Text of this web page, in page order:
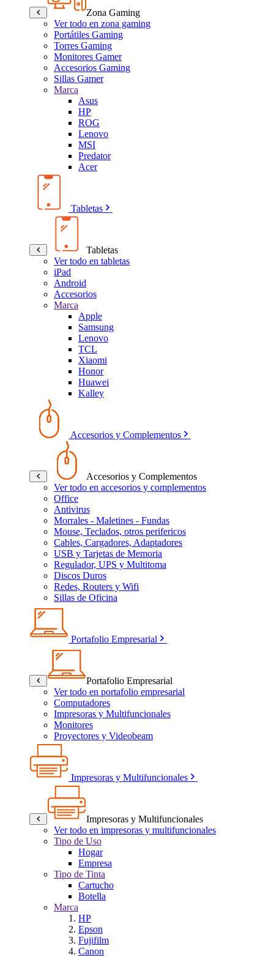
Zona Gaming
Ver todo en zona gaming
Portátiles Gaming
Torres Gaming
Monitores Gamer
Accesorios Gaming
Sillas Gamer
Marca
Asus
HP
ROG
Lenovo
MSI
Predator
Acer
Tabletas
Tabletas
Ver todo en tabletas
iPad
Android
Accesorios
Marca
Apple
Samsung
Lenovo
TCL
Xiaomi
Honor
Huawei
Kalley
Accesorios y Complementos
Accesorios y Complementos
Ver todo en accesorios y complementos
Office
Antivirus
Morrales - Maletines - Fundas
Mouse, Teclados, otros perifericos
Cables, Cargadores, Adaptadores
USB y Tarjetas de Memoria
Regulador, UPS y Multitoma
Discos Duros
Redes, Routers y Wifi
Sillas de Oficina
Portafolio Empresarial
Portafolio Empresarial
Ver todo en portafolio empresarial
Computadores
Impresoras y Multifuncionales
Monitores
Proyectores y Videobeam
Impresoras y Multifuncionales
Impresoras y Multifuncionales
Ver todo en impresoras y multifuncionales
Tipo de Uso
Hogar
Empresa
Tipo de Tinta
Cartucho
Botella
Marca
HP
Epson
Fujifilm
Canon